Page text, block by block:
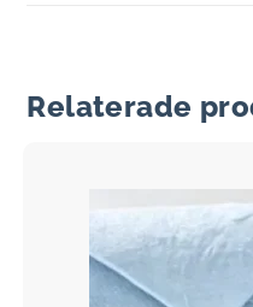
Relaterade